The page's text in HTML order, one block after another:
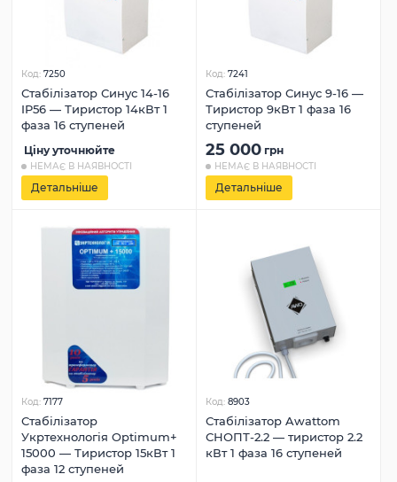
Код: 7250
Стабілізатор Синус 14-16
IP56 — Тиристор 14кВт 1
фаза 16 ступеней
Ціну уточнюйте
НЕМАЄ В НАЯВНОСТІ
Детальніше
Код: 7241
Стабілізатор Синус 9-16 —
Тиристор 9кВт 1 фаза 16
ступеней
25 000 грн
НЕМАЄ В НАЯВНОСТІ
Детальніше
Код: 7177
Стабілізатор
Укртехнологія Optimum+
15000 — Тиристор 15кВт 1
фаза 12 ступеней
Код: 8903
Стабілізатор Awattom
СНОПТ-2.2 — тиристор 2.2
кВт 1 фаза 16 ступеней